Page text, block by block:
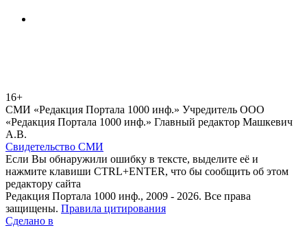
16+
СМИ «Редакция Портала 1000 инф.» Учредитель ООО
«Редакция Портала 1000 инф.» Главный редактор Машкевич
А.В.
Свидетельство СМИ
Если Вы обнаружили ошибку в тексте, выделите её и
нажмите клавиши CTRL+ENTER, что бы сообщить об этом
редактору сайта
Редакция Портала 1000 инф., 2009 - 2026. Все права
защищены. Правила цитирования
Сделано в